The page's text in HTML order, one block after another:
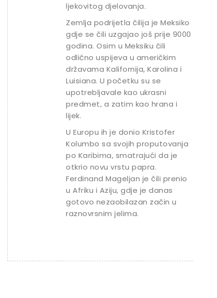
ljekovitog djelovanja.
Zemlja podrijetla čilija je Meksiko
gdje se čili uzgajao još prije 9000
godina. Osim u Meksiku čili
odlično uspijeva u američkim
državama Kalifornija, Karolina i
Luisiana. U početku su se
upotrebljavale kao ukrasni
predmet, a zatim kao hrana i
lijek.
U Europu ih je donio Kristofer
Kolumbo sa svojih proputovanja
po Karibima, smatrajući da je
otkrio novu vrstu papra.
Ferdinand Mageljan je čili prenio
u Afriku i Aziju, gdje je danas
gotovo nezaobilazan začin u
raznovrsnim jelima.